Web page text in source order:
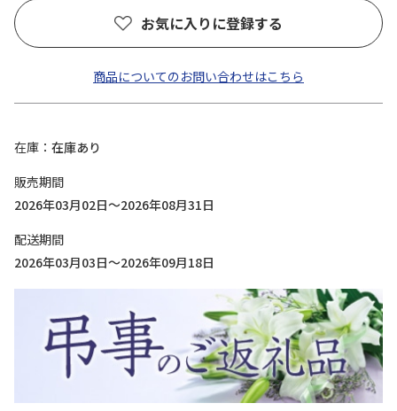
お気に入りに登録する
商品についてのお問い合わせはこちら
在庫
在庫あり
販売期間
2026年03月02日～2026年08月31日
配送期間
2026年03月03日～2026年09月18日